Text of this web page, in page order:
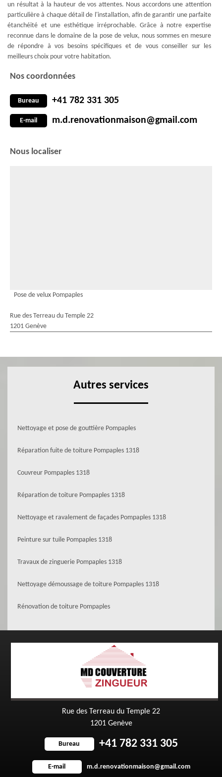
un résultat à la hauteur de vos attentes. Nous accordons une attention
particulière à chaque détail de l'installation, afin de garantir une parfaite
étanchéité et une esthétique irréprochable. Grâce à notre expertise
reconnue dans le domaine de la pose de velux, nous sommes en mesure
de répondre à vos besoins spécifiques et de vous conseiller sur les
meilleurs choix pour votre habitation.
Nos coordonnées
Bureau +41 782 331 305
E-mail m.d.renovationmaison@gmail.com
Nous localiser
Pose de velux Pompaples
Rue des Terreau du Temple 22
1201 Genève
Autres services
Nettoyage et pose de gouttière Pompaples
Réparation fuite de toiture Pompaples 1318
Couvreur Pompaples 1318
Réparation de toiture Pompaples 1318
Nettoyage et ravalement de façades Pompaples 1318
Peinture sur tuile Pompaples 1318
Travaux de zinguerie Pompaples 1318
Nettoyage démoussage de toiture Pompaples 1318
Rénovation de toiture Pompaples
Rue des Terreau du Temple 22
1201 Genève
Bureau +41 782 331 305
E-mail m.d.renovationmaison@gmail.com